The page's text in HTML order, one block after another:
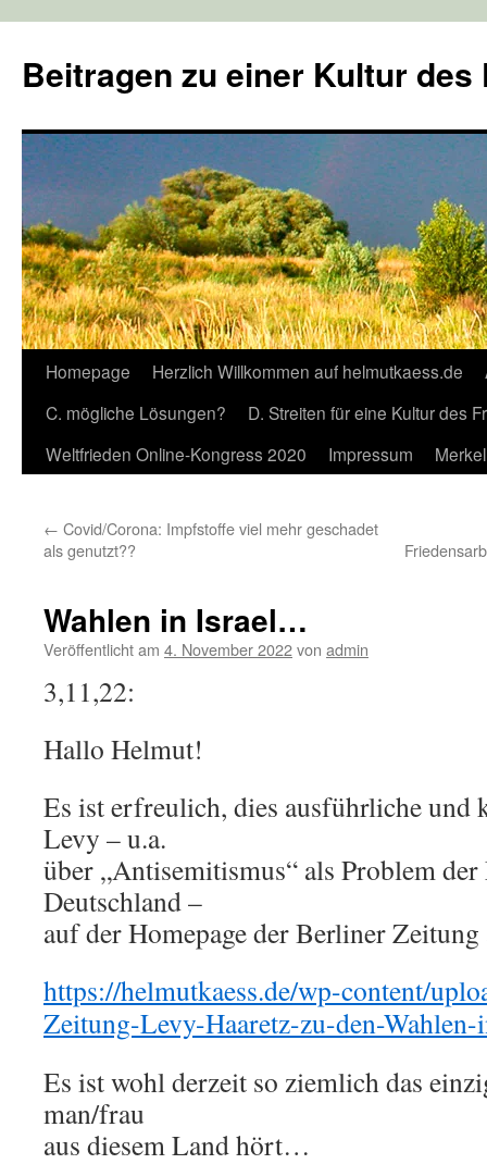
springen
Beitragen zu einer Kultur des
Homepage Herzlich Willkommen auf helmutkaess.de
C. mögliche Lösungen?
D. Streiten für eine Kultur des
Weltfrieden Online-Kongress 2020
Impressum
← Covid/Corona: Impfstoffe viel mehr geschadet
als genutzt??
Wahlen in Israel…
Veröffentlicht am 4. November 2022von admin
3,11,22:
Hallo Helmut!
Es ist erfreulich, dies ausführliche und
Levy – u.a.
über „Antisemitismus“ als Problem
Deutschland –
auf der Homepage der Berliner
https://helmutkaess.de/wp-content/
Zeitung-Levy-Haaretz-zu-den-
Es ist wohl derzeit so ziemlich das
man/frau
aus diesem Land hört…